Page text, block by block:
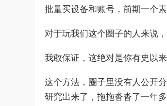
批量买设备和账号，前期一个
对于玩我们这个圈子的人来说
我敢保证，这绝对是你有史以
这个方法，圈子里没有人公开
研究出来了，拖拖沓沓了一年